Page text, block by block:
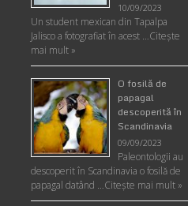
10/09/2023
Un student mexican din Tapalpa
Jalisco a fotografiat în acest …Citește
mai mult »
O fosilă de
papagal
descoperită în
Scandinavia
09/09/2023
Paleontologii au
descoperit în Scandinavia o fosilă de
papagal datând …Citește mai mult »